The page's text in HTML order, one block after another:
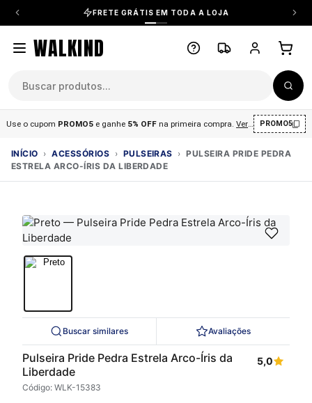
FRETE GRÁTIS EM TODA A LOJA
WALKIND
Use o cupom PROMO5 e ganhe 5% OFF na primeira compra Ver condições .
PROMO5
INÍCIO › ACESSÓRIOS › PULSEIRAS › PULSEIRA PRIDE PEDRA
ESTRELA ARCO-ÍRIS DA LIBERDADE
Buscar similares Avaliações
Pulseira Pride Pedra Estrela Arco-Íris da
Liberdade
Código: WLK-15383
5,0